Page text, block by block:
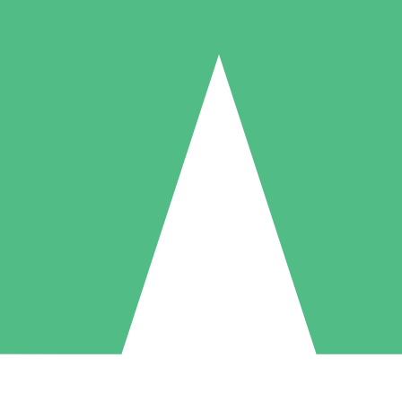
Packs de Crédits Individuels
à l'utilisation avec des crédits de téléchargement. Sans engagement
5 Téléchargements
US$